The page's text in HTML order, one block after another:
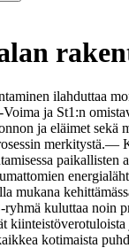
ilahduttaa
ja St1:n
ja eläimet sekä
merkitystä.—
paikallisten
mukana
ryhmä kuluttaa noin
kotimaista